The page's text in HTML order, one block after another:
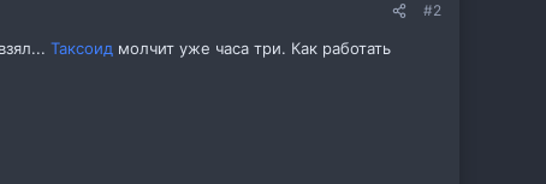
#2
Таксоид молчит уже часа три. Как работать